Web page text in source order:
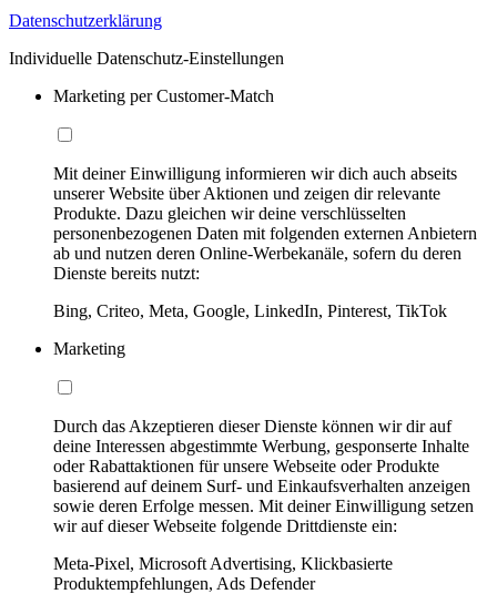
Datenschutzerklärung
Individuelle Datenschutz-Einstellungen
Marketing per Customer-Match
Mit deiner Einwilligung informieren wir dich auch abseits
unserer Website über Aktionen und zeigen dir relevante
Produkte. Dazu gleichen wir deine verschlüsselten
personenbezogenen Daten mit folgenden externen Anbietern
ab und nutzen deren Online-Werbekanäle, sofern du deren
Dienste bereits nutzt:
Bing, Criteo, Meta, Google, LinkedIn, Pinterest, TikTok
Marketing
Durch das Akzeptieren dieser Dienste können wir dir auf
deine Interessen abgestimmte Werbung, gesponserte Inhalte
oder Rabattaktionen für unsere Webseite oder Produkte
basierend auf deinem Surf- und Einkaufsverhalten anzeigen
sowie deren Erfolge messen. Mit deiner Einwilligung setzen
wir auf dieser Webseite folgende Drittdienste ein:
Meta-Pixel, Microsoft Advertising, Klickbasierte
Produktempfehlungen, Ads Defender